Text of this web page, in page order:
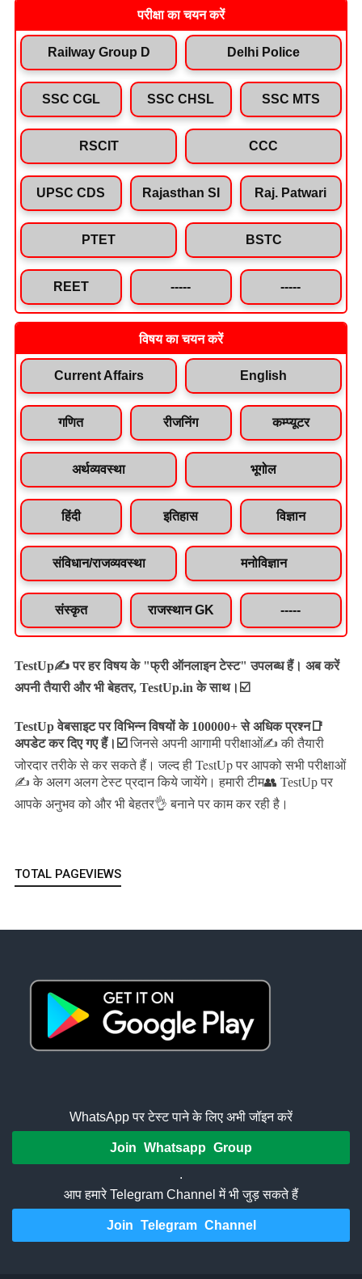
परीक्षा का चयन करें
Railway Group D Delhi Police
SSC CGL SSC CHSL SSC MTS
RSCIT CCC
UPSC CDS Rajasthan SI Raj. Patwari
PTET BSTC
REET ----- -----
विषय का चयन करें
Current Affairs English
गणित रीजनिंग कम्प्यूटर
अर्थव्यवस्था भूगोल
हिंदी इतिहास विज्ञान
संविधान/राजव्यवस्था मनोविज्ञान
संस्कृत राजस्थान GK -----
TestUp✍️ पर हर विषय के "फ्री ऑनलाइन टेस्ट" उपलब्ध हैं। अब करें
अपनी तैयारी और भी बेहतर, TestUp.in के साथ।☑️
TestUp वेबसाइट पर विभिन्न विषयों के 100000+ से अधिक प्रश्न📑
अपडेट कर दिए गए हैं। ☑️ जिनसे अपनी आगामी परीक्षाओं✍️ की तैयारी
जोरदार तरीके से कर सकते हैं।जल्द ही TestUp पर आपको सभी परीक्षाओं
✍️ के अलग अलग टेस्ट प्रदान किये जायेंगे। हमारी टीम👥 TestUp पर
आपके अनुभव को और भी बेहतर👌 बनाने पर काम कर रही है।
TOTAL PAGEVIEWS
WhatsApp पर टेस्ट पाने के लिए अभी जॉइन करें
Join Whatsapp Group
.
आप हमारे Telegram Channel में भी जुड़ सकते हैं
Join Telegram Channel